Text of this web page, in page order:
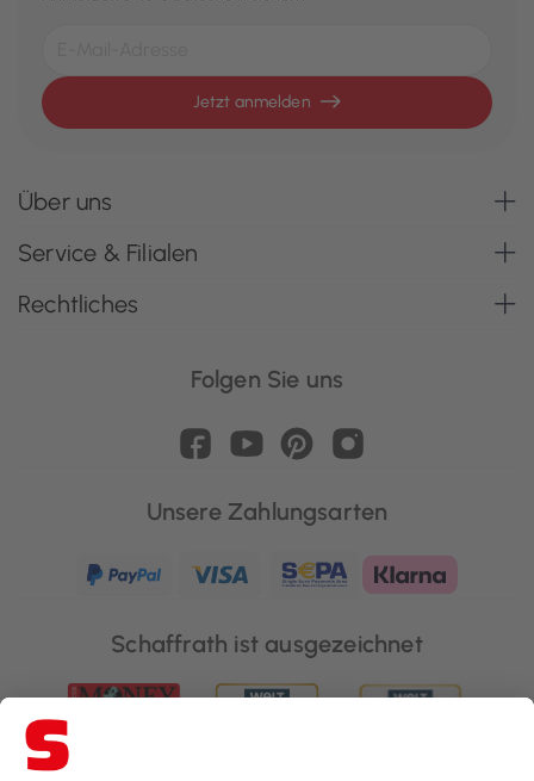
Jetzt anmelden
Über uns
Service & Filialen
Rechtliches
Folgen Sie uns
Unsere Zahlungsarten
Schaffrath ist ausgezeichnet